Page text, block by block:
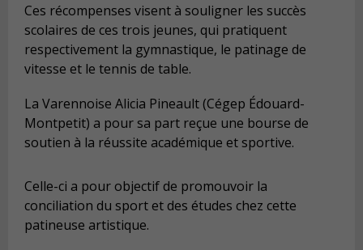
Ces récompenses visent à souligner les succès
scolaires de ces trois jeunes, qui pratiquent
respectivement la gymnastique, le patinage de
vitesse et le tennis de table.
La Varennoise Alicia Pineault (Cégep Édouard-
Montpetit) a pour sa part reçue une bourse de
soutien à la réussite académique et sportive.
Celle-ci a pour objectif de promouvoir la
conciliation du sport et des études chez cette
patineuse artistique.